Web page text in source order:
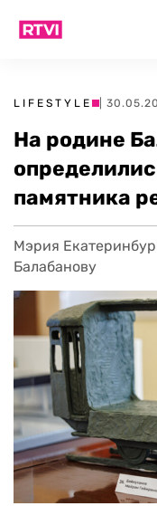
LIFESTYLE |
На родине
памятника
Мэрия
Балабанову